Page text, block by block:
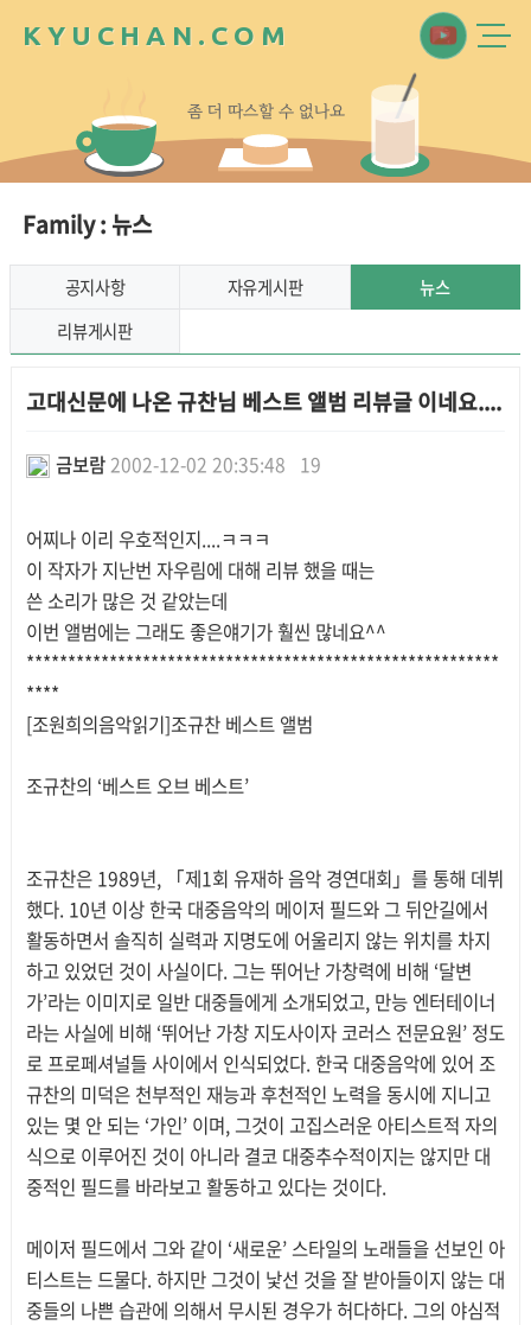
K Y U C H A N . C O M
좀 더 따스할 수 없나요
Family : 뉴스
공지사항 자유게시판
뉴스
리뷰게시판
고대신문에 나온 규찬님 베스트 앨범 리뷰글 이네요....
금보람 2002-12-02 20:35:48 19
어찌나 이리 우호적인지....ㅋㅋㅋ
이 작자가 지난번 자우림에 대해 리뷰 했을 때는
쓴 소리가 많은 것 같았는데
이번 앨범에는 그래도 좋은얘기가 훨씬 많네요^^
*********************************************************
****
[조원희의음악읽기]조규찬 베스트 앨범
조규찬의 ‘베스트 오브 베스트’
조규찬은 1989년, 「제1회 유재하 음악 경연대회」를 통해 데뷔
했다. 10년 이상 한국 대중음악의 메이저 필드와 그 뒤안길에서
활동하면서 솔직히 실력과 지명도에 어울리지 않는 위치를 차지
하고 있었던 것이 사실이다. 그는 뛰어난 가창력에 비해 ‘달변
가’라는 이미지로 일반 대중들에게 소개되었고, 만능 엔터테이너
라는 사실에 비해 ‘뛰어난 가창 지도사이자 코러스 전문요원’ 정도
로 프로페셔널들 사이에서 인식되었다. 한국 대중음악에 있어 조
규찬의 미덕은 천부적인 재능과 후천적인 노력을 동시에 지니고
있는 몇 안 되는 ‘가인’ 이며, 그것이 고집스러운 아티스트적 자의
식으로 이루어진 것이 아니라 결코 대중추수적이지는 않지만 대
중적인 필드를 바라보고 활동하고 있다는 것이다.
메이저 필드에서 그와 같이 ‘새로운’ 스타일의 노래들을 선보인 아
티스트는 드물다. 하지만 그것이 낯선 것을 잘 받아들이지 않는 대
중들의 나쁜 습관에 의해서 무시된 경우가 허다하다. 그의 야심적